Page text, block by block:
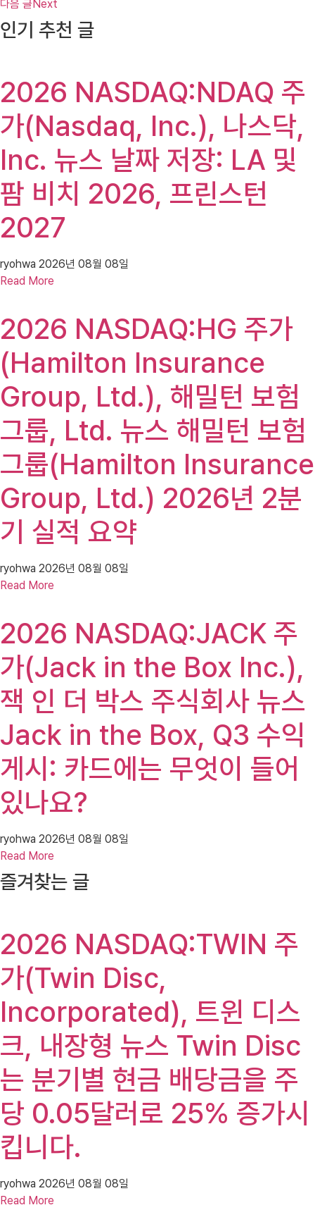
다음 글Next
인기 추천 글
2026 NASDAQ:NDAQ 주
가(Nasdaq, Inc.), 나스닥,
Inc. 뉴스 날짜 저장: LA 및
팜 비치 2026, 프린스턴
2027
ryohwa 2026년 08월 08일
Read More
2026 NASDAQ:HG 주가
(Hamilton Insurance
Group, Ltd.), 해밀턴 보험
그룹, Ltd. 뉴스 해밀턴 보험
그룹(Hamilton Insurance
Group, Ltd.) 2026년 2분
기 실적 요약
ryohwa 2026년 08월 08일
Read More
2026 NASDAQ:JACK 주
가(Jack in the Box Inc.),
잭 인 더 박스 주식회사 뉴스
Jack in the Box, Q3 수익
게시: 카드에는 무엇이 들어
있나요?
ryohwa 2026년 08월 08일
Read More
즐겨찾는 글
2026 NASDAQ:TWIN 주
가(Twin Disc,
Incorporated), 트윈 디스
크, 내장형 뉴스 Twin Disc
는 분기별 현금 배당금을 주
당 0.05달러로 25% 증가시
킵니다.
ryohwa 2026년 08월 08일
Read More